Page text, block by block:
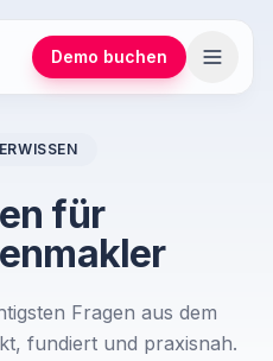
Demo buchen
für
Fragen aus dem
fundiert und praxisnah.